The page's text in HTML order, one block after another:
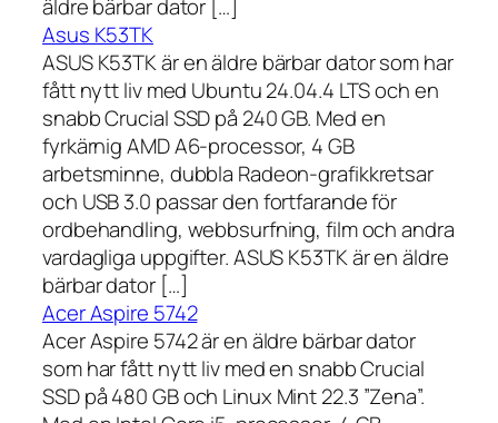
äldre bärbar dator […]
Asus K53TK
ASUS K53TK är en äldre bärbar dator som har
fått nytt liv med Ubuntu 24.04.4 LTS och en
snabb Crucial SSD på 240 GB. Med en
fyrkärnig AMD A6-processor, 4 GB
arbetsminne, dubbla Radeon-grafikkretsar
och USB 3.0 passar den fortfarande för
ordbehandling, webbsurfning, film och andra
vardagliga uppgifter. ASUS K53TK är en äldre
bärbar dator […]
Acer Aspire 5742
Acer Aspire 5742 är en äldre bärbar dator
som har fått nytt liv med en snabb Crucial
SSD på 480 GB och Linux Mint 22.3 ”Zena”.